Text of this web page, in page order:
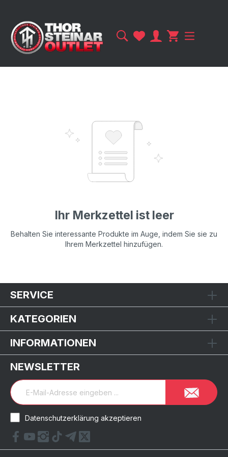
Ihr Merkzettel ist leer
Behalten Sie interessante Produkte im Auge, indem Sie sie zu
Ihrem Merkzettel hinzufügen.
SERVICE
KATEGORIEN
INFORMATIONEN
NEWSLETTER
Datenschutzerklärung akzeptieren